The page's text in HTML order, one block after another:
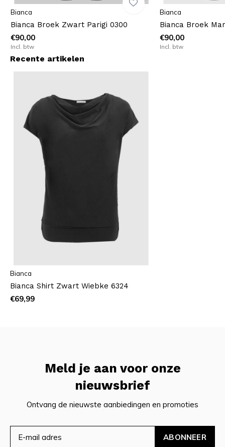
Bianca
Bianca Broek Zwart Parigi 0300
€90,00
Incl. btw
Bianca
Bianca Broek
€90,00
Incl. btw
Recente artikelen
Bianca
Bianca Shirt Zwart Wiebke 6324
€69,99
Meld je aan voor onze
nieuwsbrief
Ontvang de nieuwste aanbiedingen en promoties
ABONNEER